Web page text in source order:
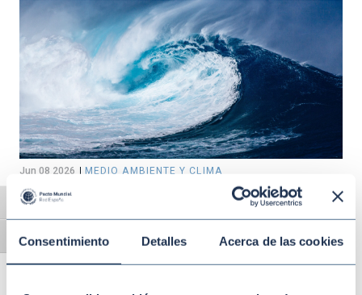
Consentimiento Detalles Acerca de las cookies
Alternar alto contraste
Alternar tamaño de letra
Jun 08 2026 MEDIO AMBIENTE Y CLIMA
Día Mundial de los Océanos: de la
responsabilidad social a la acción
empresarial